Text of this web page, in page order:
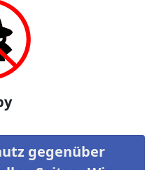
gegenüber